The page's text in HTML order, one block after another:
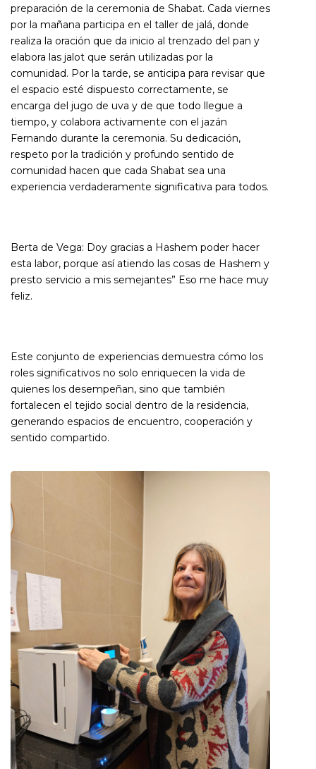
preparación de la ceremonia de Shabat. Cada viernes
por la mañana participa en el taller de jalá, donde
realiza la oración que da inicio al trenzado del pan y
elabora las jalot que serán utilizadas por la
comunidad. Por la tarde, se anticipa para revisar que
el espacio esté dispuesto correctamente, se
encarga del jugo de uva y de que todo llegue a
tiempo, y colabora activamente con el jazán
Fernando durante la ceremonia. Su dedicación,
respeto por la tradición y profundo sentido de
comunidad hacen que cada Shabat sea una
experiencia verdaderamente significativa para todos.
Berta de Vega: Doy gracias a Hashem poder hacer
esta labor, porque así atiendo las cosas de Hashem y
presto servicio a mis semejantes” Eso me hace muy
feliz.
Este conjunto de experiencias demuestra cómo los
roles significativos no solo enriquecen la vida de
quienes los desempeñan, sino que también
fortalecen el tejido social dentro de la residencia,
generando espacios de encuentro, cooperación y
sentido compartido.